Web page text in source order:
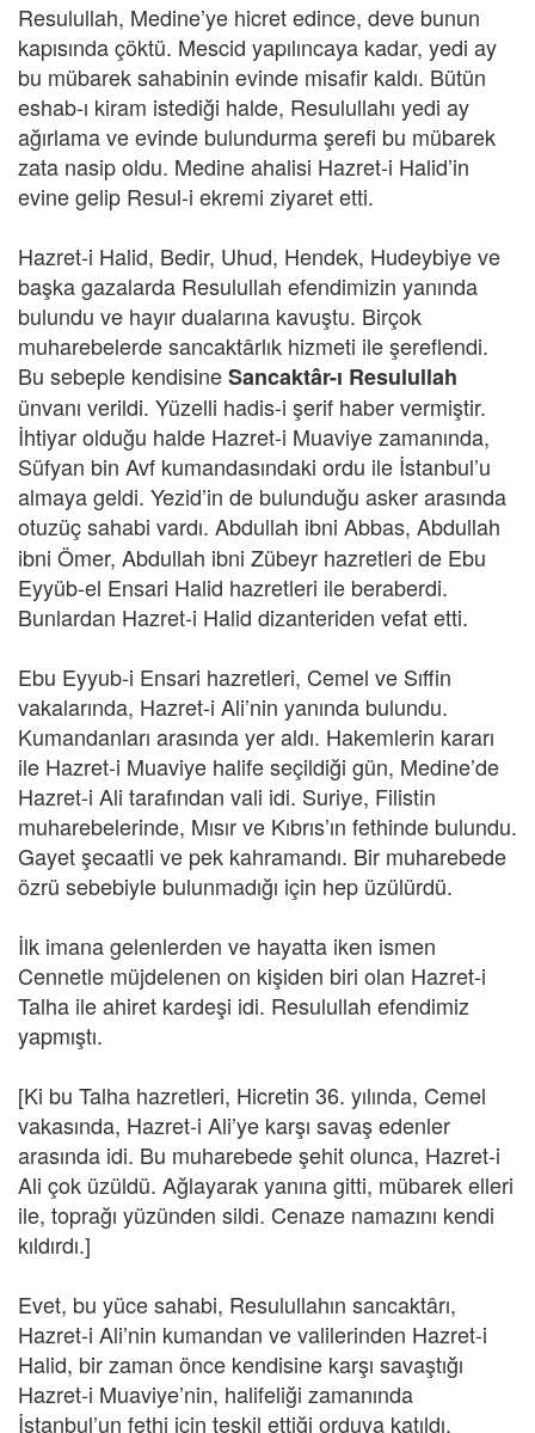
Resulullah, Medine’ye hicret edince, deve bunun
kapısında çöktü. Mescid yapılıncaya kadar, yedi ay
bu mübarek sahabinin evinde misafir kaldı. Bütün
eshab-ı kiram istediği halde, Resulullahı yedi ay
ağırlama ve evinde bulundurma şerefi bu mübarek
zata nasip oldu. Medine ahalisi Hazret-i Halid’in
evine gelip Resul-i ekremi ziyaret etti.
Hazret-i Halid, Bedir, Uhud, Hendek, Hudeybiye ve
başka gazalarda Resulullah efendimizin yanında
bulundu ve hayır dualarına kavuştu. Birçok
muharebelerde sancaktârlık hizmeti ile şereflendi.
Bu sebeple kendisineSancaktâr-ı Resulullah
ünvanı verildi. Yüzelli hadis-i şerif haber vermiştir.
İhtiyar olduğu halde Hazret-i Muaviye zamanında,
Süfyan bin Avf kumandasındaki ordu ile İstanbul’u
almaya geldi. Yezid’in de bulunduğu asker arasında
otuzüç sahabi vardı. Abdullah ibni Abbas, Abdullah
ibni Ömer, Abdullah ibni Zübeyr hazretleri de Ebu
Eyyüb-el Ensari Halid hazretleri ile beraberdi.
Bunlardan Hazret-i Halid dizanteriden vefat etti.
Ebu Eyyub-i Ensari hazretleri, Cemel ve Sıffin
vakalarında, Hazret-i Ali’nin yanında bulundu.
Kumandanları arasında yer aldı. Hakemlerin kararı
ile Hazret-i Muaviye halife seçildiği gün, Medine’de
Hazret-i Ali tarafından vali idi. Suriye, Filistin
muharebelerinde, Mısır ve Kıbrıs’ın fethinde bulundu.
Gayet şecaatli ve pek kahramandı. Bir muharebede
özrü sebebiyle bulunmadığı için hep üzülürdü.
İlk imana gelenlerden ve hayatta iken ismen
Cennetle müjdelenen on kişiden biri olan Hazret-i
Talha ile ahiret kardeşi idi. Resulullah efendimiz
yapmıştı.
[Ki bu Talha hazretleri, Hicretin 36. yılında, Cemel
vakasında, Hazret-i Ali’ye karşı savaş edenler
arasında idi. Bu muharebede şehit olunca, Hazret-i
Ali çok üzüldü. Ağlayarak yanına gitti, mübarek elleri
ile, toprağı yüzünden sildi. Cenaze namazını kendi
kıldırdı.]
Evet, bu yüce sahabi, Resulullahın sancaktârı,
Hazret-i Ali’nin kumandan ve valilerinden Hazret-i
Halid, bir zaman önce kendisine karşı savaştığı
Hazret-i Muaviye’nin, halifeliği zamanında
İstanbul’un fethi için teşkil ettiği orduya katıldı.